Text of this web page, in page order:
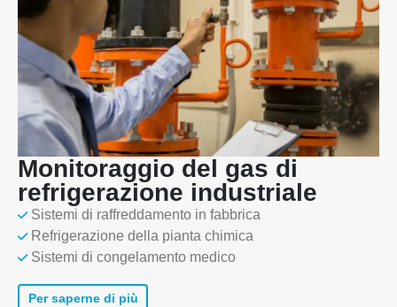
Monitoraggio del gas di
refrigerazione industriale
Sistemi di raffreddamento in fabbrica
Refrigerazione della pianta chimica
Sistemi di congelamento medico
Per saperne di più